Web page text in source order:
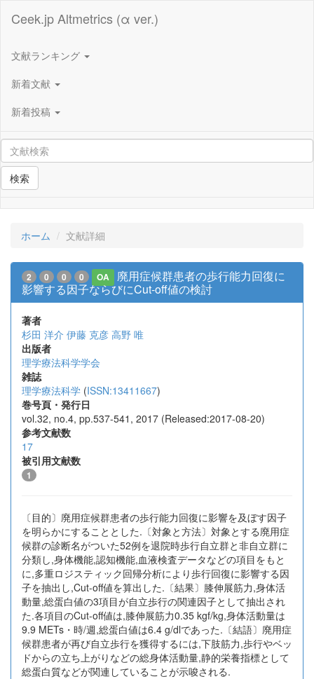
Ceek.jp Altmetrics (α ver.)
文献ランキング
新着文献
新着投稿
検索
ホーム 文献詳細
2 0 0 0 OA
廃用症候群患者の歩行能力回復に
影響する因子ならびにCut-off値の検討
著者
杉田 洋介 伊藤 克彦 高野 唯
出版者
理学療法科学学会
雑誌
理学療法科学 (ISSN:13411667)
巻号頁・発行日
vol.32, no.4, pp.537-541, 2017 (Released:2017-08-20)
参考文献数
17
被引用文献数
1
〔目的〕廃用症候群患者の歩行能力回復に影響を及ぼす因子
を明らかにすることとした.〔対象と方法〕対象とする廃用症
候群の診断名がついた52例を退院時歩行自立群と非自立群に
分類し,身体機能,認知機能,血液検査データなどの項目をもと
に,多重ロジスティック回帰分析により歩行回復に影響する因
子を抽出し,Cut-off値を算出した.〔結果〕膝伸展筋力,身体活
動量,総蛋白値の3項目が自立歩行の関連因子として抽出され
た.各項目のCut-off値は,膝伸展筋力0.35 kgf/kg,身体活動量は
9.9 METs・時/週,総蛋白値は6.4 g/dlであった.〔結語〕廃用症
候群患者が再び自立歩行を獲得するには,下肢筋力,歩行やベッ
ドからの立ち上がりなどの総身体活動量,静的栄養指標として
総蛋白質などが関連していることが示唆される.